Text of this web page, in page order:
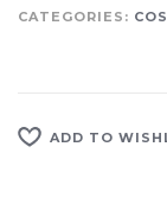
CATEGORIES:
ADD TO